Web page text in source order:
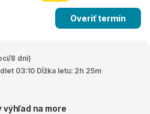
Overiť termín
8 dní)
03:10 Dĺžka letu: 2h 25m
výhľad na more